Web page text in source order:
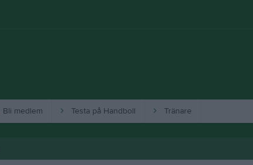
Bli medlem Testa på Handboll Tränare